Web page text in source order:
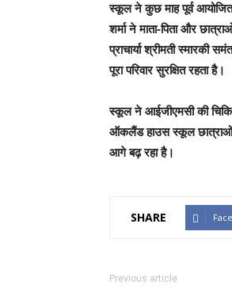
स्कूल ने कुछ माह पूर्व आयोजित
शर्मा ने माता-पिता और
प्राचार्या श्रीमती स्मारकी
पूरा परिवार सुरक्षित रहता है।
स्कूल ने आईजीएमसी की
ऑकलैंड हाउस स्कूल छात्राओं
आगे बढ़ रहा है।
SHARE
Previous article